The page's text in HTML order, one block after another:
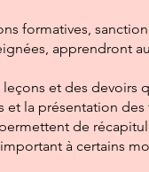
formatives,
apprendront
leçons et des
la présentation
de
à certains